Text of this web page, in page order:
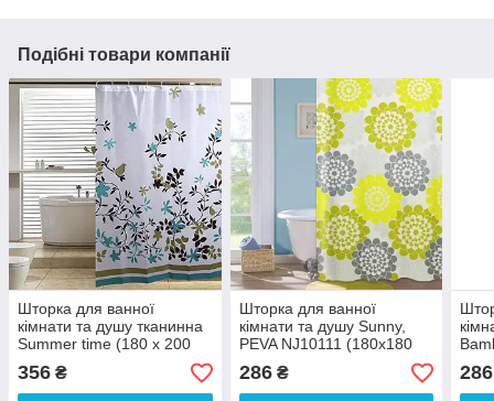
Подібні товари компанії
Шторка для ванної
кімнати та душу тканинна
Summer time (180 х 200
см)
356 ₴
Шторка для ванної
кімнати та душу Sunny,
PEVA NJ10111 (180х180
см)
286₴ 286